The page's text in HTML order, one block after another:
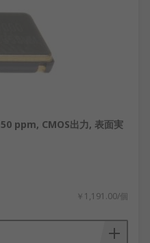
ppm, CMOS出力, 表面実
￥1,191.00/個